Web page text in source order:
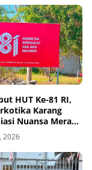
HUT Ke-81 RI,
Karang
Nuansa Merah
2026